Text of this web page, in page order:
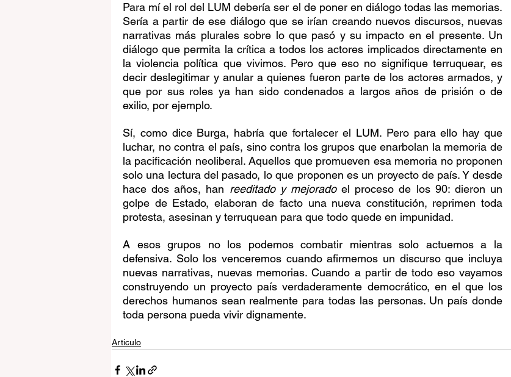
Para mí el rol del LUM debería ser el de poner en diálogo todas las memorias.
Sería a partir de ese diálogo que se irían creando nuevos discursos, nuevas
narrativas más plurales sobre lo que pasó y su impacto en el presente. Un
diálogo que permita la crítica a todos los actores implicados directamente en
la violencia política que vivimos. Pero que eso no signifique terruquear, es
decir deslegitimar y anular a quienes fueron parte de los actores armados, y
que por sus roles ya han sido condenados a largos años de prisión o de
exilio, por ejemplo.
Sí, como dice Burga, habría que fortalecer el LUM. Pero para ello hay que
luchar, no contra el país, sino contra los grupos que enarbolan la memoria de
la pacificación neoliberal. Aquellos que promueven esa memoria no proponen
solo una lectura del pasado, lo que proponen es un proyecto de país. Y desde
hace dos años, han reeditado y mejorado el proceso de los 90: dieron un
golpe de Estado, elaboran de facto una nueva constitución, reprimen toda
protesta, asesinan y terruquean para que todo quede en impunidad.
A esos grupos no los podemos combatir mientras solo actuemos a la
defensiva. Solo los venceremos cuando afirmemos un discurso que incluya
nuevas narrativas, nuevas memorias. Cuando a partir de todo eso vayamos
construyendo un proyecto país verdaderamente democrático, en el que los
derechos humanos sean realmente para todas las personas. Un país donde
toda persona pueda vivir dignamente.
Articulo